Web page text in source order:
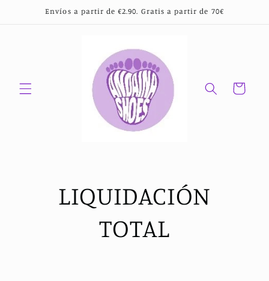
directamenteEnvíos a partir de €2.90. Gratis a partir de 70€
Carrito
LIQUIDACIÓN
TOTAL